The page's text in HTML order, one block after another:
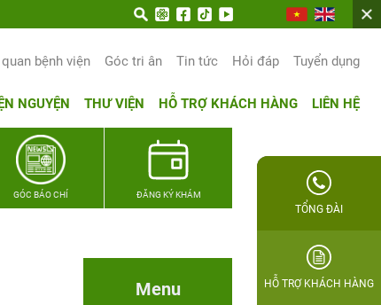
bệnh viện Góc tri ân Tin tức Hỏi đáp Tuyển dụng
NGUYỆN THƯ VIỆN HỖ TRỢ KHÁCH HÀNG LIÊN HỆ
GÓC BÁO CHÍ ĐĂNG KÝ KHÁM
Menu
TỔNG ĐÀI
HỖ TRỢ KHÁCH HÀNG